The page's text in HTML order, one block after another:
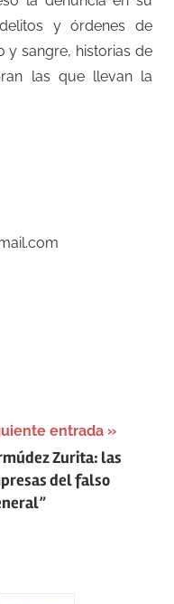
y órdenes de
y sangre, historias de
las que llevan la
entrada
Zurita: las
del falso